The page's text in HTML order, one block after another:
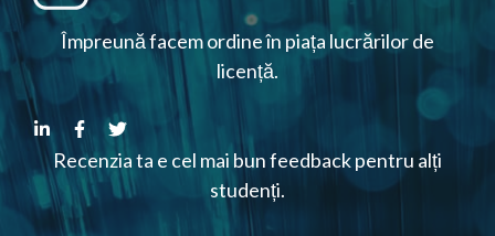
Împreună facem ordine în piața lucrărilor de
licență.
Recenzia ta e cel mai bun feedback pentru alți
studenți.